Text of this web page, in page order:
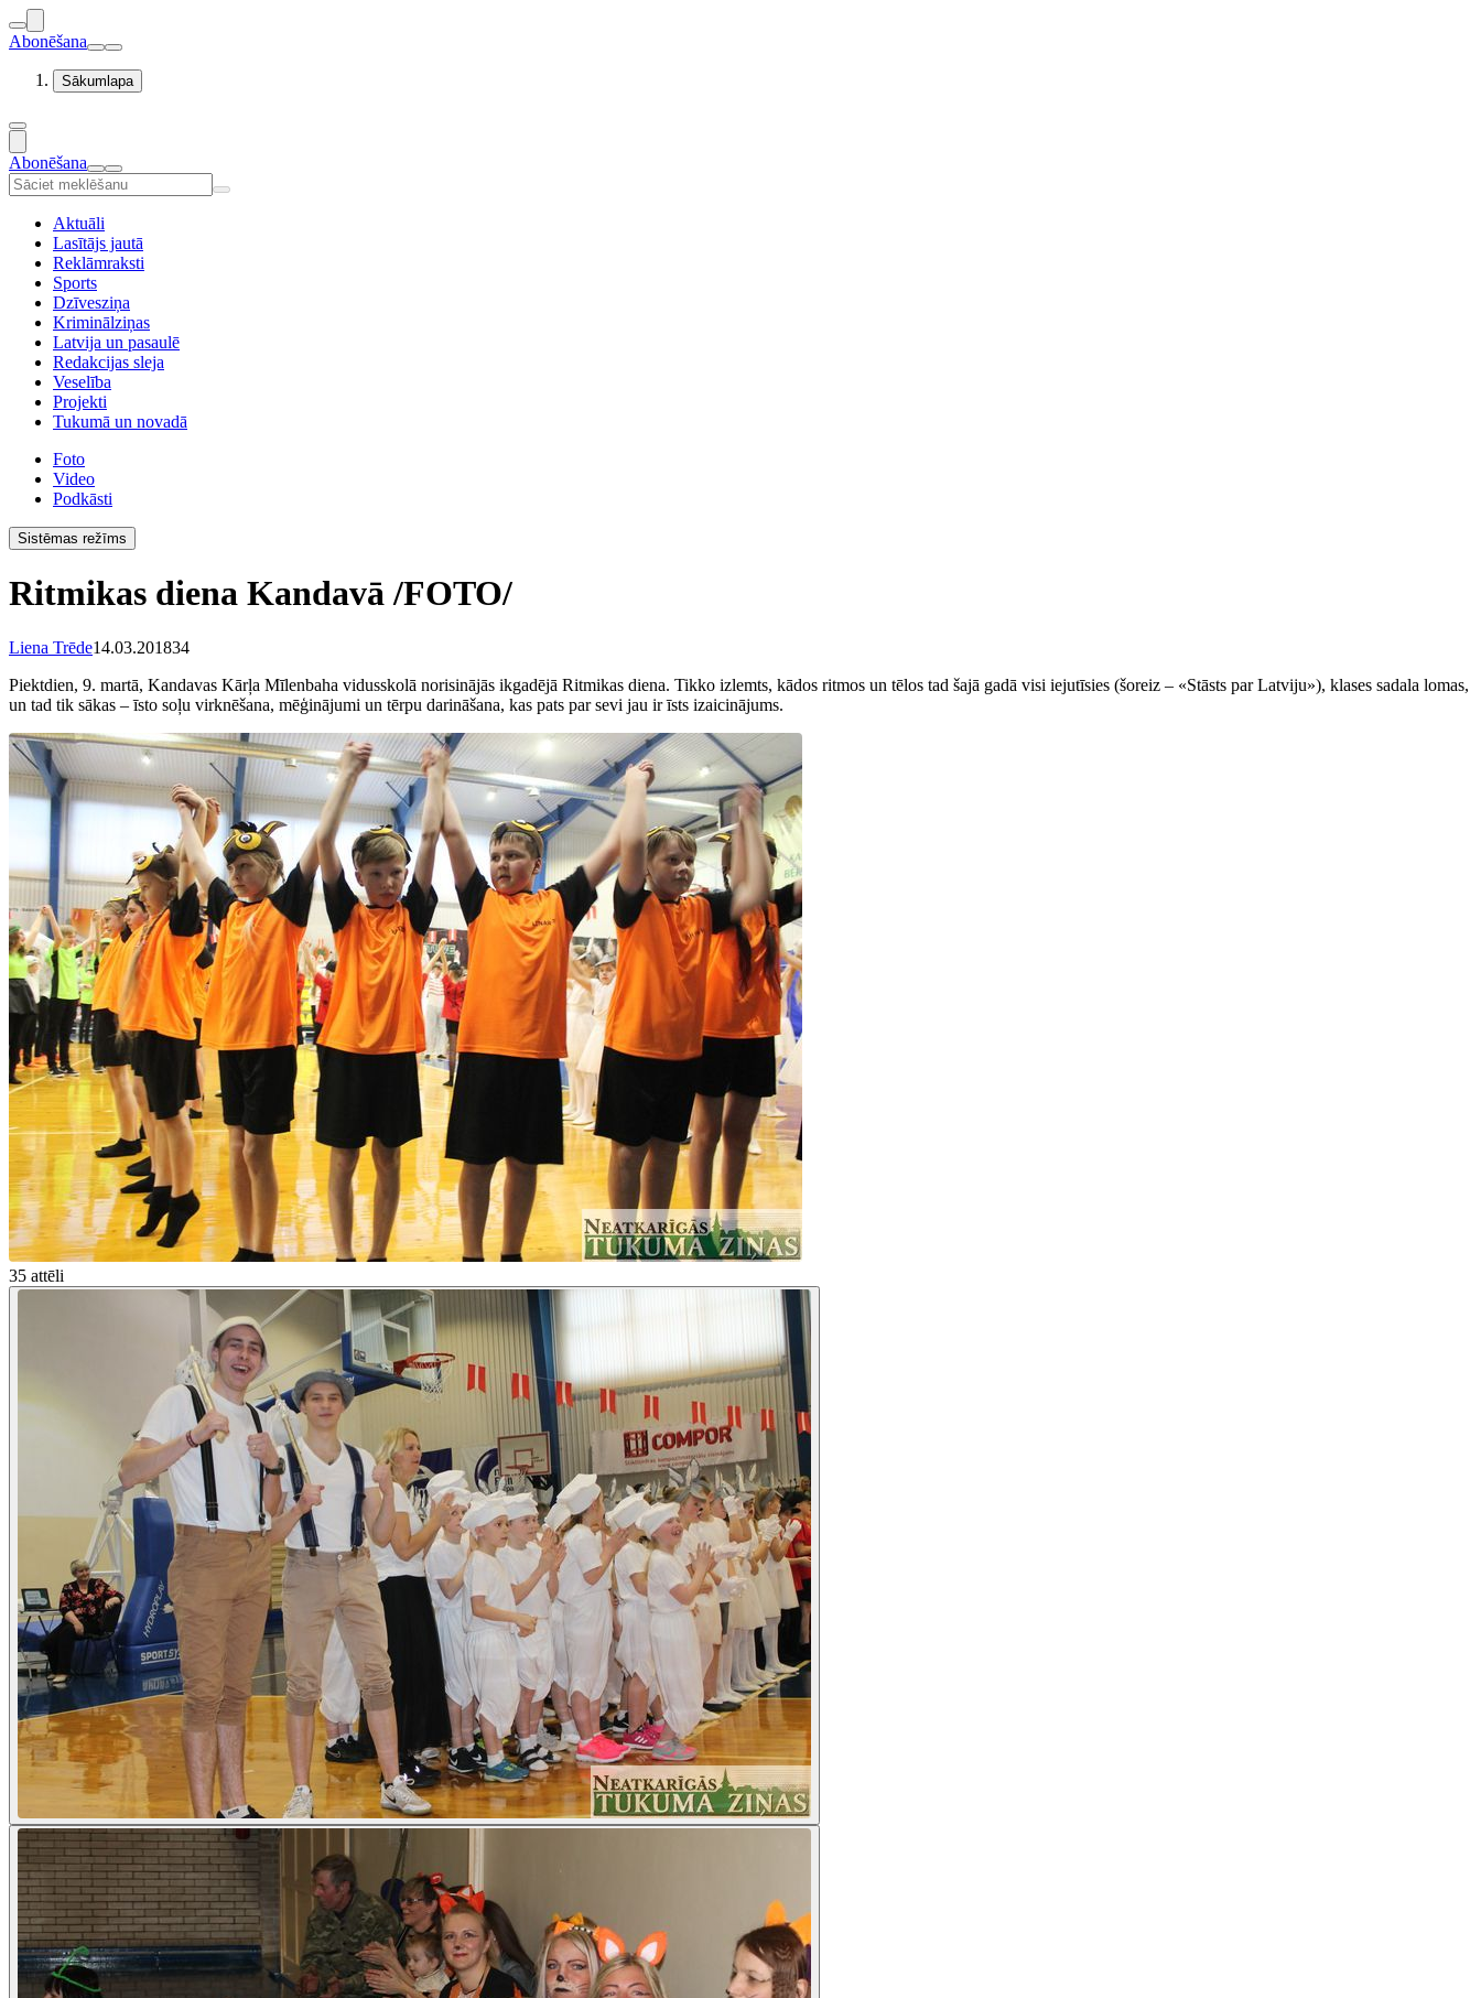
Abonēšana
Sākumlapa
Abonēšana
Aktuāli
Lasītājs jautā
Reklāmraksti
Sports
Dzīvesziņa
Kriminālziņas
Latvija un pasaulē
Redakcijas sleja
Veselība
Projekti
Tukumā un novadā
Foto
Video
Podkāsti
Sistēmas režīms
Ritmikas diena Kandavā /FOTO/
Liena Trēde14.03.201834
Piektdien, 9. martā, Kandavas Kārļa Mīlenbaha vidusskolā norisinājās ikgadējā Ritmikas diena. Tikko izlemts, kādos ritmos un tēlos tad šajā gadā visi iejutīsies (šoreiz – «Stāsts par Latviju»), klases sadala lomas,
un tad tik sākas – īsto soļu virknēšana, mēģinājumi un tērpu darināšana, kas pats par sevi jau ir īsts izaicinājums.
35 attēli